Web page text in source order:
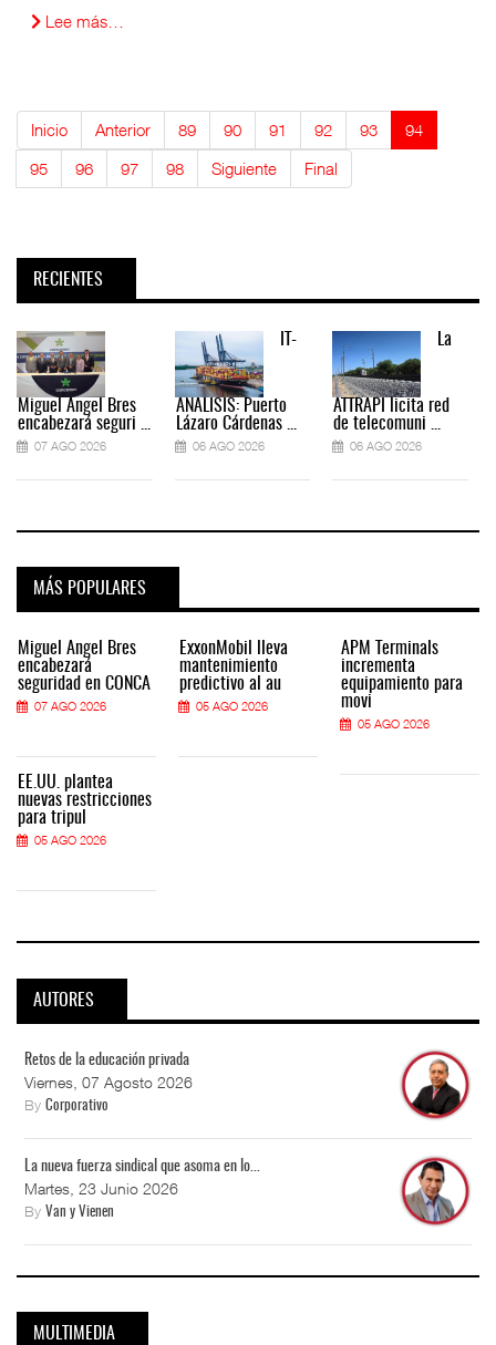
Lee más…
Inicio Anterior 89 90 91 92 93
94
95
96 97 98 Siguiente Final
RECIENTES
Miguel Ángel Bres
encabezará seguri ...
07 AGO 2026
IT-
ANÁLISIS: Puerto
Lázaro Cárdenas ...
06 AGO 2026
La
ATTRAPI licita red
de telecomuni ...
06 AGO 2026
MÁS POPULARES
Miguel Ángel Bres
encabezará
seguridad en CONCA
07 AGO 2026
EE.UU. plantea
nuevas restricciones
para tripul
05 AGO 2026
ExxonMobil lleva
mantenimiento
predictivo al au
05 AGO 2026
APM Terminals
incrementa
equipamiento para
movi
05 AGO 2026
AUTORES
Retos de la educación privada
Viernes, 07 Agosto 2026
By Corporativo
La nueva fuerza sindical que asoma en lo...
Martes, 23 Junio 2026
By Van y Vienen
MULTIMEDIA